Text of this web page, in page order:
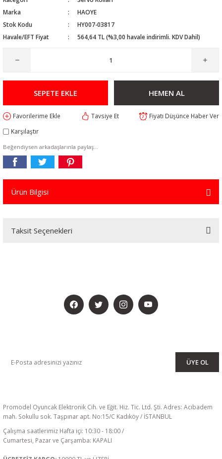
Marka
HAOYE
Stok Kodu
HY007-03817
Havale/EFT Fiyat
564,64 TL (%3,00 havale indirimli. KDV Dahil)
SEPETE EKLE HEMEN AL
Tavsiye Et
Fiyatı Düşünce Haber Ver
Karşılaştır
Beğendiysen arkadaşlarınla paylaş...
Ürün Bilgisi
Taksit Seçenekleri
ÜYE OL
Promodel Oyuncak Elektronik Cih. ve Eğit. Hiz. Tic. Ltd. Şti. Adres: Acıbadem
mah. Sokullu sok. Taşpınar apt. No:15/C Kadıköy / İSTANBUL
Çalışma saatlerimiz Hafta içi: 10:30 - 18:00 /
Cumartesi, Pazar ve Çarşamba: KAPALI